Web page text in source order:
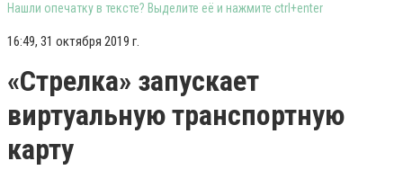
Нашли опечатку в тексте? Выделите её и нажмите ctrl+enter
16:49, 31 октября 2019 г.
«Стрелка» запускает
виртуальную транспортную
карту